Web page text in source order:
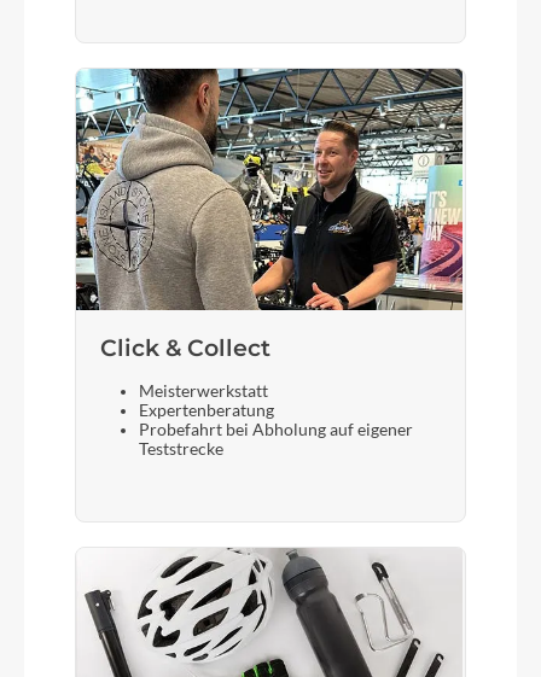
Click & Collect
Meisterwerkstatt
Expertenberatung
Probefahrt bei Abholung auf eigener
Teststrecke